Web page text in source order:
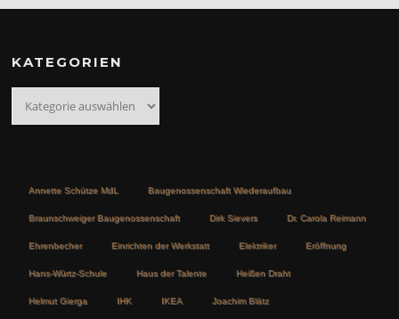
KATEGORIEN
Annette Schütze MdL Baugenossenschaft Wiederaufbau
Braunschweiger Baugenossenschaft Dirk Sievers Dr. Carola Reimann
Ehrenbecher Einrichten der Werkstatt Elektriker Eröffnung
Hans-Würtz-Schule Haus der Talente Heißen Draht
Helmut Gierga IHK IKEA Joachim Blätz